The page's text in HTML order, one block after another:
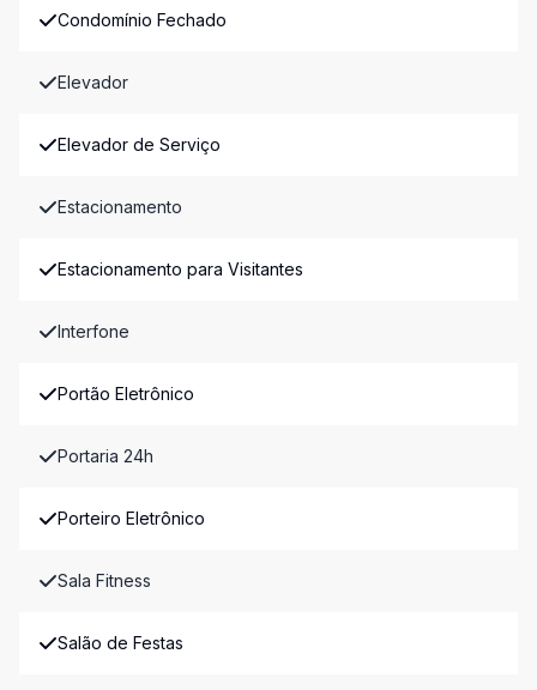
Condomínio Fechado
Elevador
Elevador de Serviço
Estacionamento
Estacionamento para Visitantes
Interfone
Portão Eletrônico
Portaria 24h
Porteiro Eletrônico
Sala Fitness
Salão de Festas